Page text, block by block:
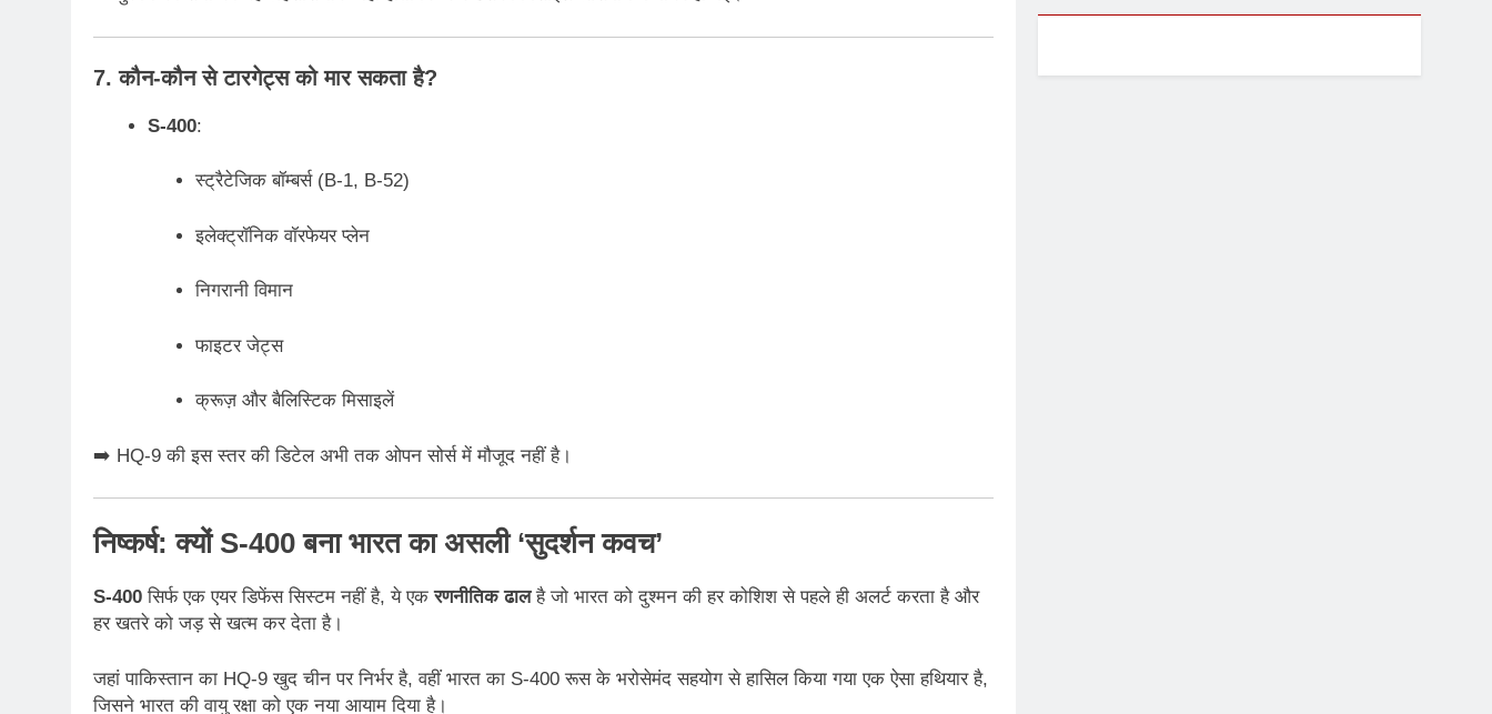
7. कौन-कौन से टारगेट्स को मार सकता है?
S-400:
स्ट्रैटेजिक बॉम्बर्स (B-1, B-52)
इलेक्ट्रॉनिक वॉरफेयर प्लेन
निगरानी विमान
फाइटर जेट्स
क्रूज़ और बैलिस्टिक मिसाइलें
➡️ HQ-9 की इस स्तर की डिटेल अभी तक ओपन सोर्स में मौजूद नहीं है।
निष्कर्ष: क्यों S-400 बना भारत का असली ‘सुदर्शन कवच’
S-400 सिर्फ एक एयर डिफेंस सिस्टम नहीं है, ये एकरणनीतिक ढालहै जो भारत को दुश्मन की हर कोशिश से पहले ही अलर्ट करता है और
हर खतरे को जड़ से खत्म कर देता है।
जहां पाकिस्तान का HQ-9 खुद चीन पर निर्भर है, वहीं भारत का S-400 रूस के भरोसेमंद सहयोग से हासिल किया गया एक ऐसा हथियार है,
जिसने भारत की वायु रक्षा को एक नया आयाम दिया है।